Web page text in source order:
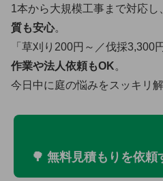
1本から大規模工事まで対応し
質も安心。
「草刈り200円～／伐採3,300
作業や法人依頼もOK。
今日中に庭の悩みをスッキリ
🌳 無料見積もりを依頼